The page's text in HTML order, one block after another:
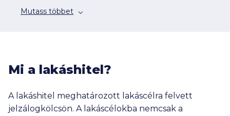
Mutass többet
Mi a lakáshitel?
A lakáshitel meghatározott lakáscélra felvett
jelzálogkölcsön. A lakáscélokba nemcsak a